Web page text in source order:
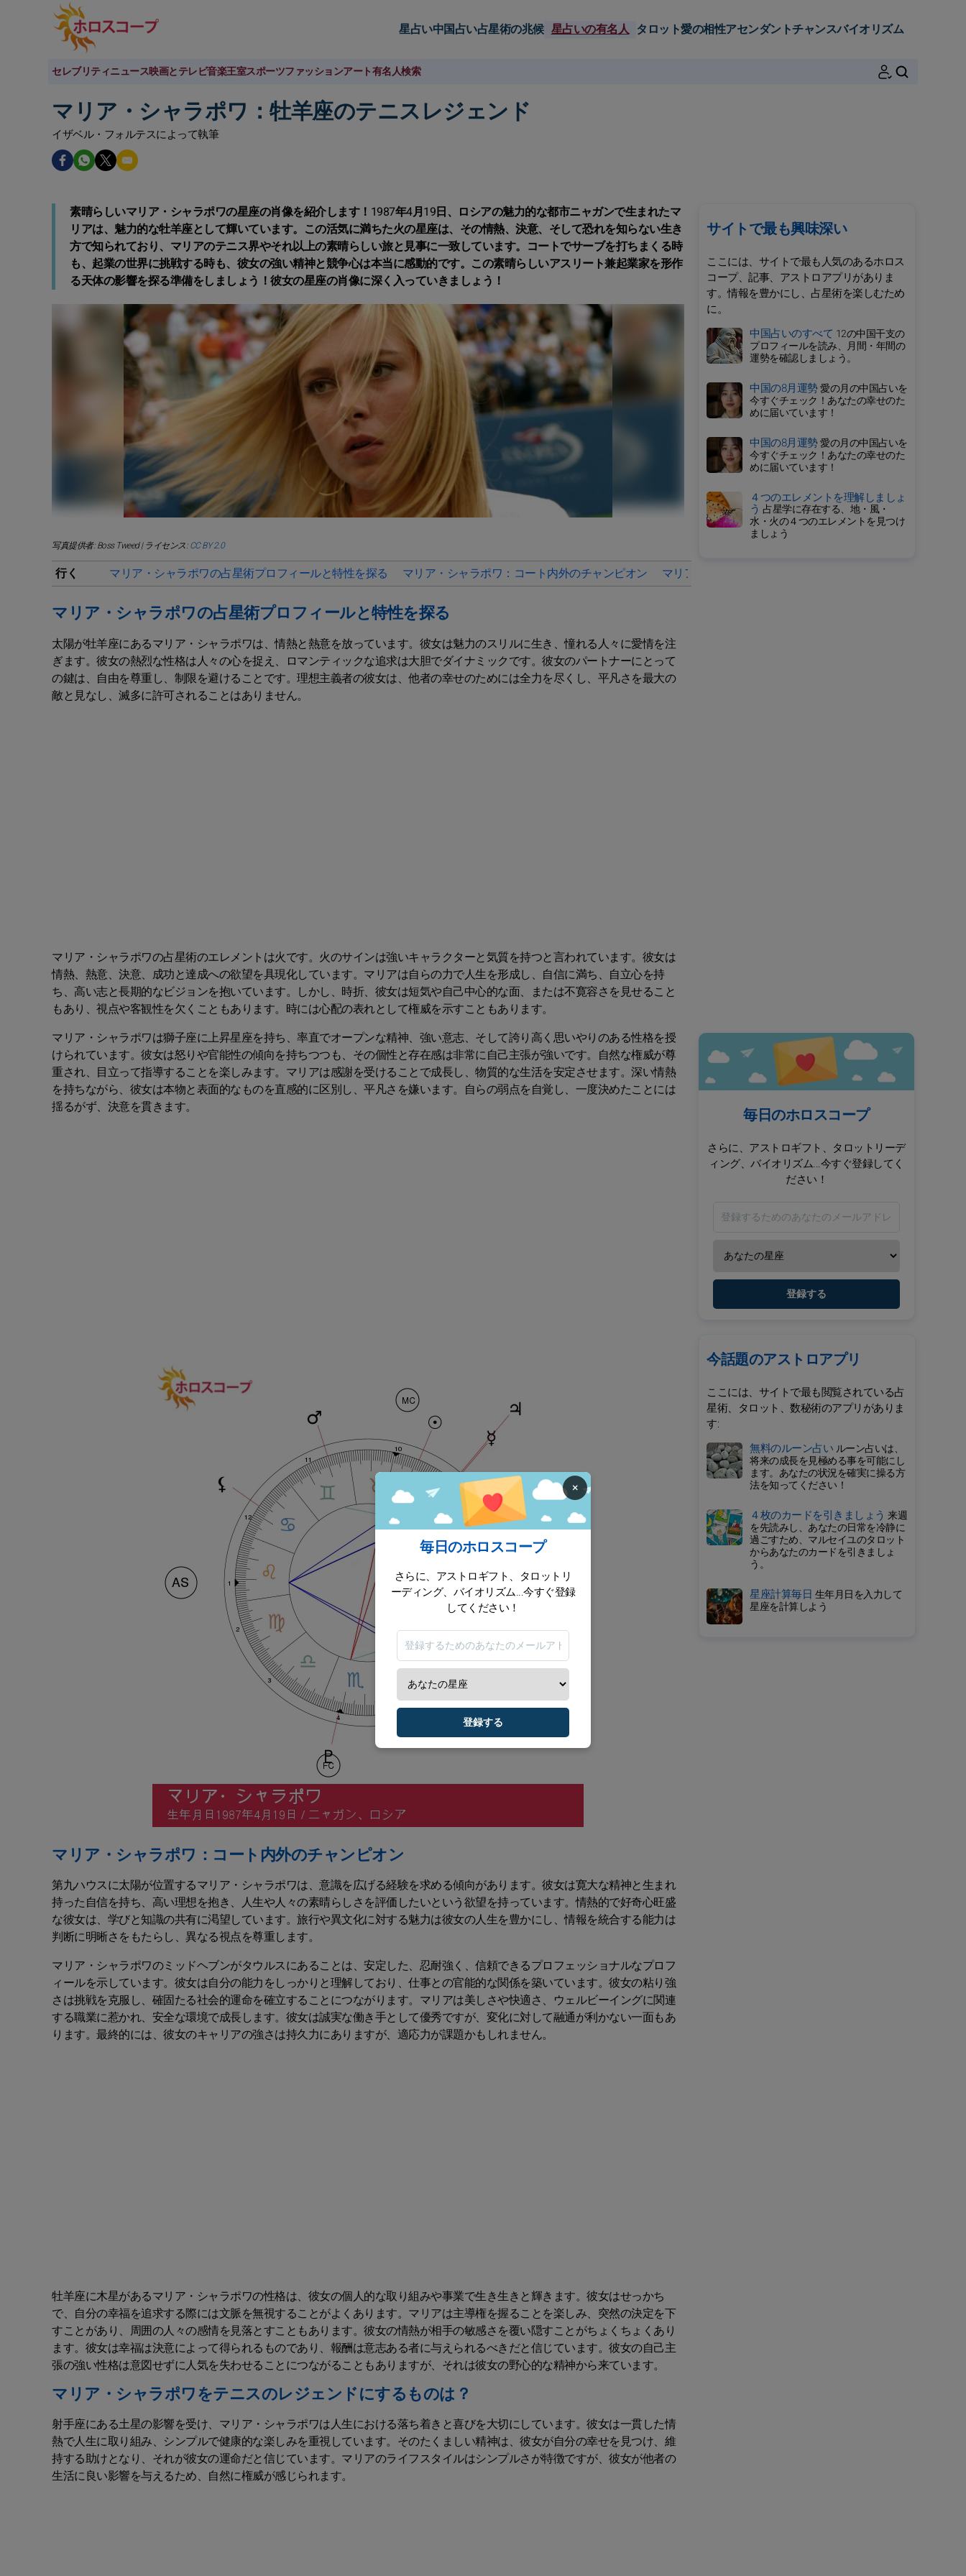
星占い中国占い占星術の兆候 星占いの有名人 タロット愛の相性アセンダントチャンスバイオリズム
セレブリティニュース映画とテレビ音楽王室スポーツファッションアート有名人検索
マリア・シャラポワ：牡羊座のテニスレジェンド
イザベル・フォルテスによって執筆
素晴らしいマリア・シャラポワの星座の肖像を紹介します！1987年4月19日、ロシアの魅力的な都市ニャガンで生まれたマ
リアは、魅力的な牡羊座として輝いています。この活気に満ちた火の星座は、その情熱、決意、そして恐れを知らない生き
方で知られており、マリアのテニス界やそれ以上の素晴らしい旅と見事に一致しています。コートでサーブを打ちまくる時
も、起業の世界に挑戦する時も、彼女の強い精神と競争心は本当に感動的です。この素晴らしいアスリート兼起業家を形作
る天体の影響を探る準備をしましょう！彼女の星座の肖像に深く入っていきましょう！
写真提供者: Boss Tweed | ライセンス:CC BY 2.0
行く マリア・シャラポワの占星術プロフィールと特性を探る マリア・シャラポワ：コート内外のチャンピオン マリア・シャラポワをテニスのレジェンドにするものは？
マリア・シャラポワの占星術プロフィールと特性を探る
太陽が牡羊座にあるマリア・シャラポワは、情熱と熱意を放っています。彼女は魅力のスリルに生き、憧れる人々に愛情を注
ぎます。彼女の熱烈な性格は人々の心を捉え、ロマンティックな追求は大胆でダイナミックです。彼女のパートナーにとって
の鍵は、自由を尊重し、制限を避けることです。理想主義者の彼女は、他者の幸せのためには全力を尽くし、平凡さを最大の
敵と見なし、滅多に許可されることはありません。
マリア・シャラポワの占星術のエレメントは火です。火のサインは強いキャラクターと気質を持つと言われています。彼女は
情熱、熱意、決意、成功と達成への欲望を具現化しています。マリアは自らの力で人生を形成し、自信に満ち、自立心を持
ち、高い志と長期的なビジョンを抱いています。しかし、時折、彼女は短気や自己中心的な面、または不寛容さを見せること
もあり、視点や客観性を欠くこともあります。時には心配の表れとして権威を示すこともあります。
マリア・シャラポワは獅子座に上昇星座を持ち、率直でオープンな精神、強い意志、そして誇り高く思いやりのある性格を授
けられています。彼女は怒りや官能性の傾向を持ちつつも、その個性と存在感は非常に自己主張が強いです。自然な権威が尊
重され、目立って指導することを楽しみます。マリアは感謝を受けることで成長し、物質的な生活を安定させます。深い情熱
を持ちながら、彼女は本物と表面的なものを直感的に区別し、平凡さを嫌います。自らの弱点を自覚し、一度決めたことには
揺るがず、決意を貫きます。
マリア・シャラポワ：コート内外のチャンピオン
第九ハウスに太陽が位置するマリア・シャラポワは、意識を広げる経験を求める傾向があります。彼女は寛大な精神と生まれ
持った自信を持ち、高い理想を抱き、人生や人々の素晴らしさを評価したいという欲望を持っています。情熱的で好奇心旺盛
な彼女は、学びと知識の共有に渇望しています。旅行や異文化に対する魅力は彼女の人生を豊かにし、情報を統合する能力は
判断に明晰さをもたらし、異なる視点を尊重します。
マリア・シャラポワのミッドヘブンがタウルスにあることは、安定した、忍耐強く、信頼できるプロフェッショナルなプロフ
ィールを示しています。彼女は自分の能力をしっかりと理解しており、仕事との官能的な関係を築いています。彼女の粘り強
さは挑戦を克服し、確固たる社会的運命を確立することにつながります。マリアは美しさや快適さ、ウェルビーイングに関連
する職業に惹かれ、安全な環境で成長します。彼女は誠実な働き手として優秀ですが、変化に対して融通が利かない一面もあ
ります。最終的には、彼女のキャリアの強さは持久力にありますが、適応力が課題かもしれません。
牡羊座に木星があるマリア・シャラポワの性格は、彼女の個人的な取り組みや事業で生き生きと輝きます。彼女はせっかち
で、自分の幸福を追求する際には文脈を無視することがよくあります。マリアは主導権を握ることを楽しみ、突然の決定を下
すことがあり、周囲の人々の感情を見落とすこともあります。彼女の情熱が相手の敏感さを覆い隠すことがちょくちょくあり
ます。彼女は幸福は決意によって得られるものであり、報酬は意志ある者に与えられるべきだと信じています。彼女の自己主
張の強い性格は意図せずに人気を失わせることにつながることもありますが、それは彼女の野心的な精神から来ています。
マリア・シャラポワをテニスのレジェンドにするものは？
射手座にある土星の影響を受け、マリア・シャラポワは人生における落ち着きと喜びを大切にしています。彼女は一貫した情
熱で人生に取り組み、シンプルで健康的な楽しみを重視しています。そのたくましい精神は、彼女が自分の幸せを見つけ、維
持する助けとなり、それが彼女の運命だと信じています。マリアのライフスタイルはシンプルさが特徴ですが、彼女が他者の
生活に良い影響を与えるため、自然に権威が感じられます。
サイトで最も興味深い
ここには、サイトで最も人気のあるホロス
コープ、記事、アストロアプリがありま
す。情報を豊かにし、占星術を楽しむため
に。
中国占いのすべて 12の中国干支の
プロフィールを読み、月間・年間の
運勢を確認しましょう。
中国の8月運勢愛の月の中国占いを
今すぐチェック！あなたの幸せのた
めに届いています！
中国の8月運勢愛の月の中国占いを
今すぐチェック！あなたの幸せのた
めに届いています！
４つのエレメントを理解しましょ
う 占星学に存在する、地・風・
水・火の４つのエレメントを見つけ
ましょう
毎日のホロスコープ
さらに、アストロギフト、タロットリーデ
ィング、バイオリズム...今すぐ登録してく
ださい！
登録する
今話題のアストロアプリ
ここには、サイトで最も閲覧されている占
星術、タロット、数秘術のアプリがありま
す:
無料のルーン占いルーン占いは、
将来の成長を見極める事を可能にし
ます。あなたの状況を確実に操る方
法を知ってください！
４枚のカードを引きましょう 来週
を先読みし、あなたの日常を冷静に
過ごすため、マルセイユのタロット
からあなたのカードを引きましょ
う。
星座計算毎日 生年月日を入力して
星座を計算しよう
×
毎日のホロスコープ
さらに、アストロギフト、タロットリ
ーディング、バイオリズム...今すぐ登録
してください！
登録する